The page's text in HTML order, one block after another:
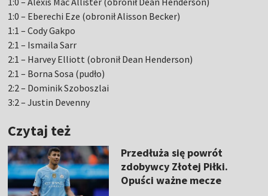
1:0 – Eberechi Eze (obronił Alisson Becker)
1:1 – Cody Gakpo
2:1 – Ismaila Sarr
2:1 – Harvey Elliott (obronił Dean Henderson)
2:1 – Borna Sosa (pudło)
2:2 – Dominik Szoboszlai
3:2 – Justin Devenny
Czytaj też
Przedłuża się powrót
zdobywcy Złotej Piłki.
Opuści ważne mecze